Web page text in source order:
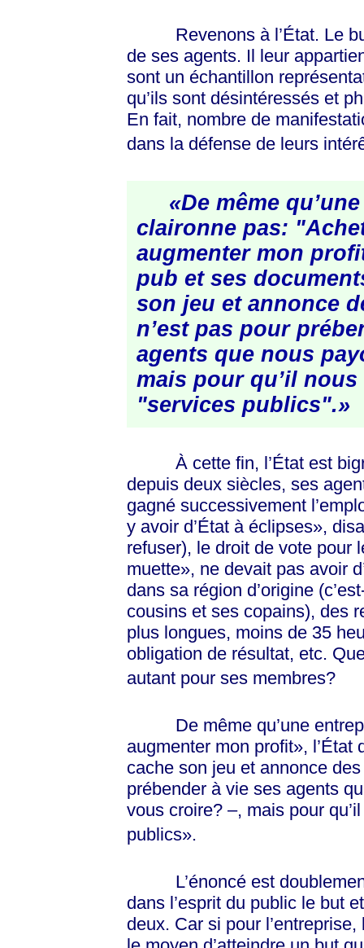
Revenons à l’État. Le but
de ses agents. Il leur
sont un échantillon
qu’ils sont désintéressés et
En fait, nombre de
dans la défense de leurs
«De même
claironne pas:
augmenter mon
pub et ses
son jeu et annonce
n’est pas pour
agents que nous
mais pour qu’il
"services publics".»
À cette fin, l’État est
depuis deux siècles, ses
gagné successivement
y avoir d’État à éclipses»,
refuser), le droit de vote pour
muette», ne devait pas avoir
dans sa région d’origine
cousins et ses copains), des
plus longues, moins de 35
obligation de résultat, etc.
autant pour ses membres?
De même qu’une
augmenter mon profit»,
cache son jeu et annonce
prébender à vie ses agents
vous croire? –, mais pour
publics».
L’énoncé est doublement
dans l’esprit du public le but
deux. Car si pour